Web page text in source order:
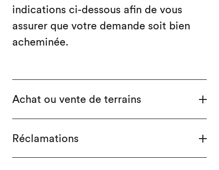
indications ci-dessous afin de vous
assurer que votre demande soit bien
acheminée.
Achat ou vente de terrains
Réclamations